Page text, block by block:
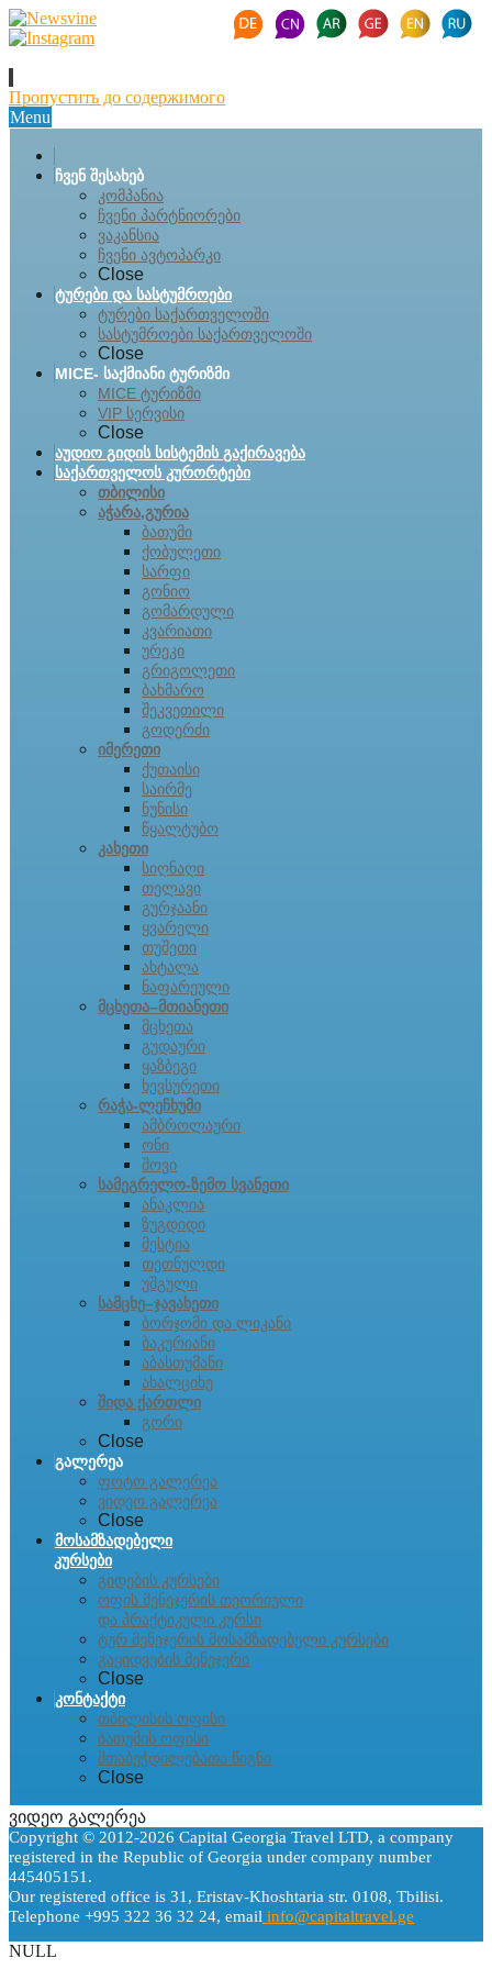
Пропустить до содержимого
Menu
ჩვენ შესახებ
კომპანია
ჩვენი პარტნიორები
ვაკანსია
ჩვენი ავტოპარკი
Close
ტურები და სასტუმროები
ტურები საქართველოში
სასტუმროები საქართველოში
Close
MICE- საქმიანი ტურიზმი
MICE ტურიზმი
VIP სერვისი
Close
აუდიო გიდის სისტემის გაქირავება
საქართველოს კურორტები
თბილისი
აჭარა,გურია
ბათუმი
ქობულეთი
სარფი
გონიო
გომარდული
კვარიათი
ურეკი
გრიგოლეთი
ბახმარო
შეკვეთილი
გოდერძი
იმერეთი
ქუთაისი
საირმე
ნუნისი
წყალტუბო
კახეთი
სიღნაღი
თელავი
გურჯაანი
ყვარელი
თუშეთი
ახტალა
ნაფარეული
მცხეთა–მთიანეთი
მცხეთა
გუდაური
ყაზბეგი
ხევსურეთი
რაჭა-ლეჩხუმი
ამბროლაური
ონი
შოვი
სამეგრელო-ზემო სვანეთი
ანაკლია
ზუგდიდი
მესტია
თეთნულდი
უშგული
სამცხე–ჯავახეთი
ბორჯომი და ლიკანი
ბაკურიანი
აბასთუმანი
ახალციხე
შიდა ქართლი
გორი
Close
გალერეა
ფოტო გალერეა
ვიდეო გალერეა
Close
მოსამზადებელი
კურსები
გიდების კურსები
ოფის მენეჯერის თეორიული
და პრაქტიკული კურსი
ტურ მენეჯერის მოსამზადებელი კურსები
გაყიდვების მენეჯერი
Close
კონტაქტი
თბილისის ოფისი
ბათუმის ოფისი
შთაბეჭდილებათა წიგნი
Close
ვიდეო გალერეა
Copyright © 2012-2026 Capital Georgia Travel LTD, a company
registered in the Republic of Georgia under company number
445405151.
Our registered office is 31, Eristav-Khoshtaria str. 0108, Tbilisi.
Telephone +995 322 36 32 24, email info@capitaltravel.ge
NULL